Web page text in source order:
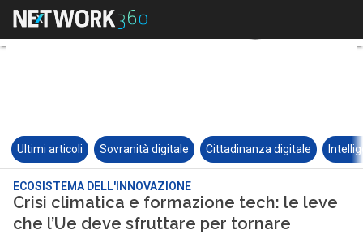
Ultimi articoli Sovranità digitale Cittadinanza digitale
ECOSISTEMA DELL'INNOVAZIONE
Crisi climatica e formazione tech: le leve
che l’Ue deve sfruttare per tornare